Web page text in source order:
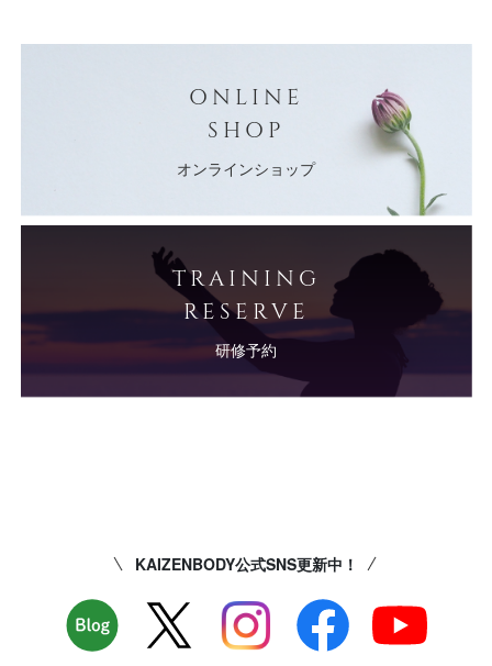
ONLINE
SHOP
オンラインショップ
TRAINING
RESERVE
研修予約
KAIZENBODY公式SNS更新中！